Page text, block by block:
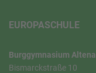
EUROPASCHULE
Burggymnasium Altena
Bismarckstraße 10